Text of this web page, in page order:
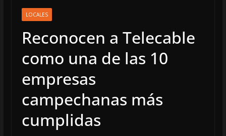
LOCALES
Reconocen a Telecable
como una de las 10
empresas
campechanas más
cumplidas